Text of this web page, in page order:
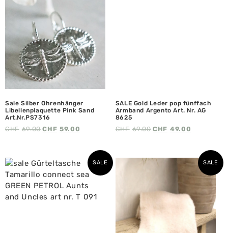
Sale Silber Ohrenhänger
Libellenplaquette Pink Sand
Art.Nr.PS7316
CHF 69.00 CHF 59.00
SALE Gold Leder pop fünffach
Armband Argento Art. Nr. AG
8625
CHF 69.00 CHF 49.00
SALE SALE